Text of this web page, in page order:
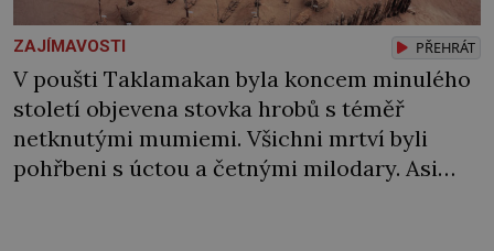
ZAJÍMAVOSTI PŘEHRÁT
V poušti Taklamakan byla koncem minulého
století objevena stovka hrobů s téměř
netknutými mumiemi. Všichni mrtví byli
pohřbeni s úctou a četnými milodary. Asi